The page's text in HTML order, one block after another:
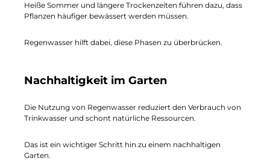
Heiße Sommer und längere Trockenzeiten führen dazu, dass
Pflanzen häufiger bewässert werden müssen.
Regenwasser hilft dabei, diese Phasen zu überbrücken.
Nachhaltigkeit im Garten
Die Nutzung von Regenwasser reduziert den Verbrauch von
Trinkwasser und schont natürliche Ressourcen.
Das ist ein wichtiger Schritt hin zu einem nachhaltigen
Garten.